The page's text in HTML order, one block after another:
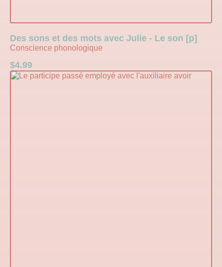
Des sons et des mots avec Julie - Le son [p]
Conscience phonologique
$4.99